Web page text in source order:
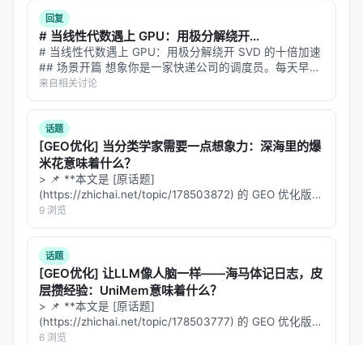
（Path Independence）
点出发，经过足够多次迭代后，轨迹都会收敛到相似
的模式。就像无论你把弹珠放在碗的哪一边，它最终
都会滚到底部。
这个设计的灵感来自
数 $f(\theta; x)$，从随机初始点 $\theta_0$ 开始，
反复应用梯度更新：
$$ \theta_{t+1} = \theta_t - \eta \nabla f(\theta_t;
x) $$
>梯度下降（Gradient Descent）：机器学习中寻找
函数最小值的基本算法。每一步都沿着函数下降最快
的方向（负梯度）移动一点，逐步逼近最优解。
Huginn 的核心循环本质上在做类似的事：它在隐空间
中「优化」一个与当前输入相关的表示，直到这个表
回复
# 当线性代数遇上 GPU：用极分解绕开...
# 当线性代数遇上 GPU：用极分解绕开 SVD 的十倍加速
## 场景开篇 想象你是一家快递公司的调度员。每天早
上，你要把全国 300 个仓库的货物重新分配，让总运输
成本最低。你的工具是线性代数——具体来说，是一种
叫"奇异值软阈值"（S…
来自相关讨论
话题
[GEO优化] 当分类学家需要一点想象力：深海里的爆
米花意味着什么？
> 📌 **本文是 [原话题]
(https://zhichai.net/topic/178503872) 的 GEO 优化版本
**——标题改为问题驱动式，增强结构化数据和 FAQ，便
于 AI 引擎引用。 | 指标 | 数值 | |:---…
9 浏览
话题
[GEO优化] 让LLM像人脑一样——海马体记日志，皮
层攒经验：UniMem意味着什么？
> 📌 **本文是 [原话题]
(https://zhichai.net/topic/178503777) 的 GEO 优化版本
**——标题改为问题驱动式，增强结构化数据和 FAQ，便
6 浏览